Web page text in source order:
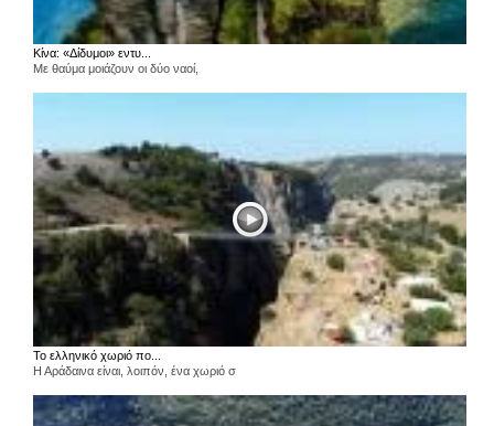
Κίνα: «Δίδυμοι» εντυ...
Με θαύμα μοιάζουν οι δύο ναοί,
Το ελληνικό χωριό πο...
Η Αράδαινα είναι, λοιπόν, ένα χωριό σ